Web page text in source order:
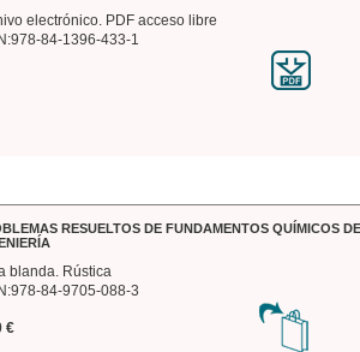
electrónico. PDF acceso libre
84-1396-433-1
RESUELTOS DE FUNDAMENTOS QUÍMICOS
blanda. Rústica
84-9705-088-3
€